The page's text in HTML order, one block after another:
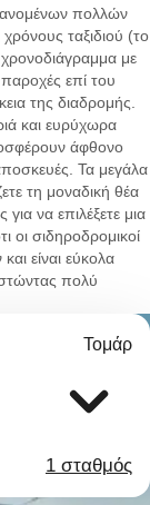
πολλών
ταξιδιού (το
χρονοδιάγραμμα με
επί του
της διαδρομής.
και ευρύχωρα
άφθονο
Τα μεγάλα
τη μοναδική θέα
να επιλέξετε μια
οι σιδηροδρομικοί
είναι εύκολα
πολύ
Τομάρ
1 σταθμός